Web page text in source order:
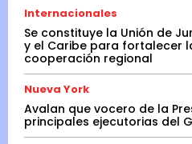
Internacionales
Se constituye la Unión de
y el Caribe para fortalecer
cooperación regional
Nueva York
Avalan que vocero de la
principales ejecutorias del